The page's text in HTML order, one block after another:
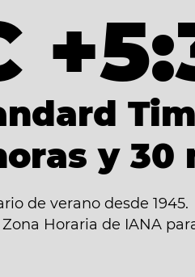
y 30
de verano desde 1945.
Horaria de IANA